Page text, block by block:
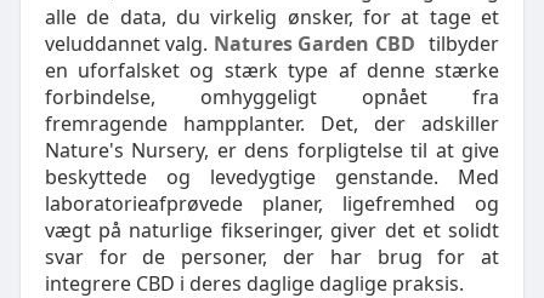
alle de data, du virkelig ønsker, for at tage et
veluddannet valg. Natures Garden CBD tilbyder
en uforfalsket og stærk type af denne stærke
forbindelse, omhyggeligt opnået fra
fremragende hampplanter. Det, der adskiller
Nature's Nursery, er dens forpligtelse til at give
beskyttede og levedygtige genstande. Med
laboratorieafprøvede planer, ligefremhed og
vægt på naturlige fikseringer, giver det et solidt
svar for de personer, der har brug for at
integrere CBD i deres daglige daglige praksis.